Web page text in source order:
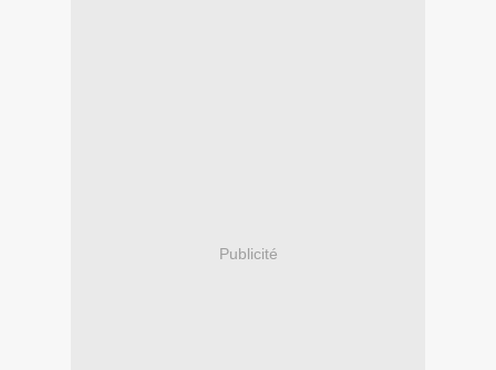
Publicité